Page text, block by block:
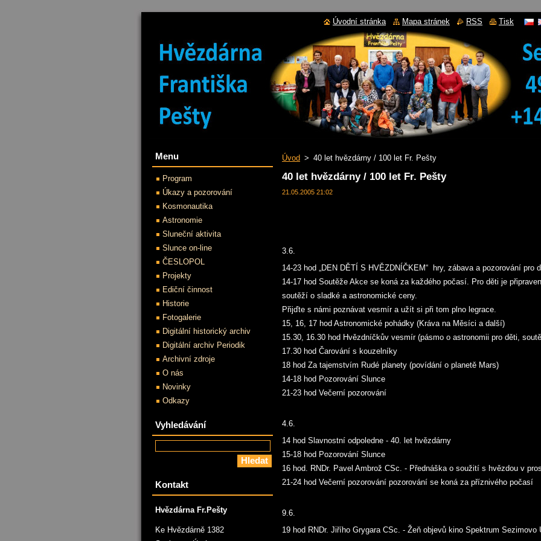
Úvod > 40 let hvězdárny / 100 let Fr. Pešty
40 let hvězdárny / 100 let Fr. Pešty
21.05.2005 21:02
3.6.
14-23 hod „DEN DĚTÍ S HVĚZDNÍČKEM“ hry, zábava a pozorování pro
14-17 hod Soutěže Akce se koná za každého počasí. Pro děti je
soutěží o sladké a astronomické ceny.
Přijďte s námi poznávat vesmír a užít si při tom plno legrace.
15, 16, 17 hod Astronomické pohádky (Kráva na Měsíci a další)
15.30, 16.30 hod Hvězdníčkův vesmír (pásmo o astronomii pro děti,
17.30 hod Čarování s kouzelníky
18 hod Za tajemstvím Rudé planety (povídání o planetě Mars)
14-18 hod Pozorování Slunce
21-23 hod Večerní pozorování
4.6.
14 hod Slavnostní odpoledne - 40. let hvězdárny
15-18 hod Pozorování Slunce
16 hod. RNDr. Pavel Ambrož CSc. - Přednáška o soužití s hvězdou v
21-24 hod Večerní pozorování pozorování se koná za příznivého počasí
9.6.
19 hod RNDr. Jiřího Grygara CSc. - Žeň objevů kino Spektrum Sezimovo
Menu
Program
Úkazy a pozorování
Kosmonautika
Astronomie
Sluneční aktivita
Slunce on-line
ČESLOPOL
Projekty
Ediční činnost
Historie
Fotogalerie
Digitální historický archiv
Digitální archiv Periodik
Archivní zdroje
O nás
Novinky
Odkazy
Vyhledávání
Kontakt
Hvězdárna Fr.Pešty
Ke Hvězdárně 1382
Úvodní stránka Mapa stránek RSS Tisk